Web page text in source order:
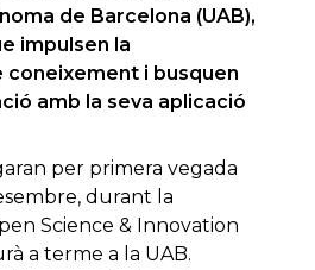
de Barcelona (UAB),
impulsen la
i busquen
amb la seva aplicació
per primera vegada
durant la
Science & Innovation
a terme a la UAB.